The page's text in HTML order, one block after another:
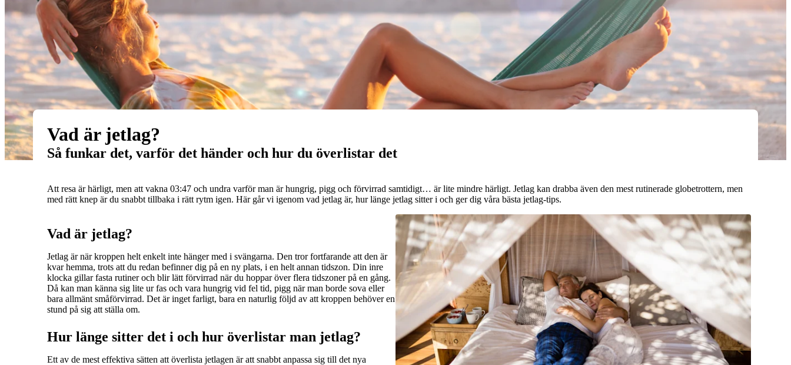
Vad är jetlag?
Så funkar det, varför det händer och hur du överlistar det
Att resa är härligt, men att vakna 03:47 och undra varför man är hungrig, pigg och förvirrad samtidigt… är lite mindre härligt. Jetlag kan drabba även den mest rutinerade globetrottern, men
med rätt knep är du snabbt tillbaka i rätt rytm igen. Här går vi igenom vad jetlag är, hur länge jetlag sitter i och ger dig våra bästa jetlag‑tips.
Vad är jetlag?
Jetlag är när kroppen helt enkelt inte hänger med i svängarna. Den tror fortfarande att den är
kvar hemma, trots att du redan befinner dig på en ny plats, i en helt annan tidszon. Din inre
klocka gillar fasta rutiner och blir lätt förvirrad när du hoppar över flera tidszoner på en gång.
Då kan man känna sig lite ur fas och vara hungrig vid fel tid, pigg när man borde sova eller
bara allmänt småförvirrad. Det är inget farligt, bara en naturlig följd av att kroppen behöver en
stund på sig att ställa om.
Hur länge sitter det i och hur överlistar man jetlag?
Ett av de mest effektiva sätten att överlista jetlagen är att snabbt anpassa sig till det nya